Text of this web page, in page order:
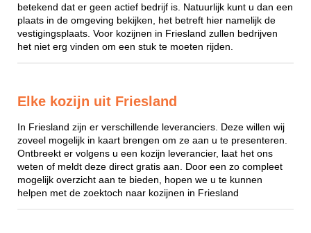
betekend dat er geen actief bedrijf is. Natuurlijk kunt u dan een
plaats in de omgeving bekijken, het betreft hier namelijk de
vestigingsplaats. Voor kozijnen in Friesland zullen bedrijven
het niet erg vinden om een stuk te moeten rijden.
Elke kozijn uit Friesland
In Friesland zijn er verschillende leveranciers. Deze willen wij
zoveel mogelijk in kaart brengen om ze aan u te presenteren.
Ontbreekt er volgens u een kozijn leverancier, laat het ons
weten of meldt deze direct gratis aan. Door een zo compleet
mogelijk overzicht aan te bieden, hopen we u te kunnen
helpen met de zoektoch naar kozijnen in Friesland